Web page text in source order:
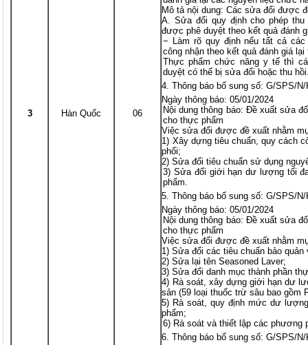
3 Hàn Quốc 06
Mô tả nội dung: Các sửa đổi được
A. Sửa đổi quy định cho phép
được phê duyệt theo kết quả đánh
− Làm rõ quy định nếu tất cả
công nhận theo kết quả đánh giá
Thực phẩm chức năng y tế thì
duyệt có thể bị sửa đổi hoặc thu
Thông báo bố sung số: G/SPS/
Ngày thông báo: 05/01/2024
Nội dung thông báo: Đề xuất sửa
cho thực phẩm
Việc sửa đổi được đề xuất nhằm
1) Xây dựng tiêu chuẩn, quy cách
phổi;
2) Sửa đổi tiêu chuẩn sử dụng
3) Sửa đổi giới hạn dư lượng tối
phẩm.
Thông báo bố sung số: G/SPS/
Ngày thông báo: 05/01/2024
Nội dung thông báo: Đề xuất sửa
cho thực phẩm
Việc sửa đổi được đề xuất nhằm
1) Sửa đổi các tiêu chuẩn bảo quản
2) Sửa lại tên Seasoned Laver;
3) Sửa đổi danh mục thành phần
4) Rà soát, xây dựng giới hạn dư
sản (59 loại thuốc trừ sâu bao gồm
5) Rà soát, quy định mức dư
phẩm;
6) Rà soát và thiết lập các phương
Thông báo bố sung số: G/SPS/